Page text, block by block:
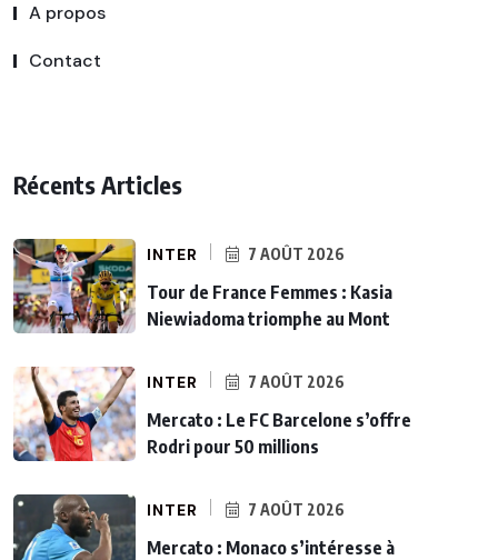
A propos
Contact
Récents Articles
INTER 7 AOÛT 2026
Tour de France Femmes : Kasia
Niewiadoma triomphe au Mont
INTER 7 AOÛT 2026
Mercato : Le FC Barcelone s’offre
Rodri pour 50 millions
INTER 7 AOÛT 2026
Mercato : Monaco s’intéresse à